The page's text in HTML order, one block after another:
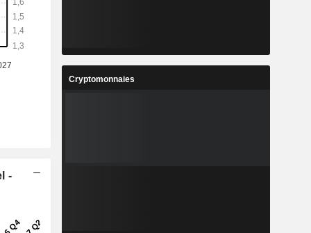
-
Cryptomonnaies